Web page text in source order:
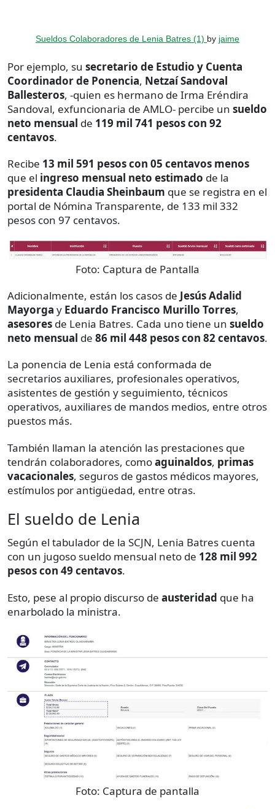
Sueldos Colaboradores de Lenia Batres (1) by jaime
Por ejemplo, su secretario de Estudio y Cuenta
Coordinador de Ponencia, Netzaí Sandoval
Ballesteros, -quien es hermano de Irma Eréndira
Sandoval, exfuncionaria de AMLO- percibe un sueldo
neto mensual de 119 mil 741 pesos con 92
centavos.
Recibe 13 mil 591 pesos con 05 centavos menos
que el ingreso mensual neto estimado de la
presidenta Claudia Sheinbaum que se registra en el
portal de Nómina Transparente, de 133 mil 332
pesos con 97 centavos.
Foto: Captura de Pantalla
Adicionalmente, están los casos de Jesús Adalid
Mayorga y Eduardo Francisco Murillo Torres,
asesores de Lenia Batres. Cada uno tiene un sueldo
neto mensual de 86 mil 448 pesos con 82 centavos.
La ponencia de Lenia está conformada de
secretarios auxiliares, profesionales operativos,
asistentes de gestión y seguimiento, técnicos
operativos, auxiliares de mandos medios, entre otros
puestos más.
También llaman la atención las prestaciones que
tendrán colaboradores, comoaguinaldos, primas
vacacionales, seguros de gastos médicos mayores,
estímulos por antigüedad, entre otras.
El sueldo de Lenia
Según el tabulador de la SCJN, Lenia Batres cuenta
con un jugoso sueldo mensual neto de 128 mil 992
pesos con 49 centavos.
Esto, pese al propio discurso de austeridad que ha
enarbolado la ministra.
Foto: Captura de pantalla